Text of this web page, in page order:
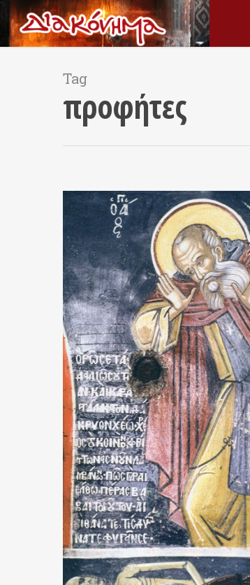
Tag
προφήτες